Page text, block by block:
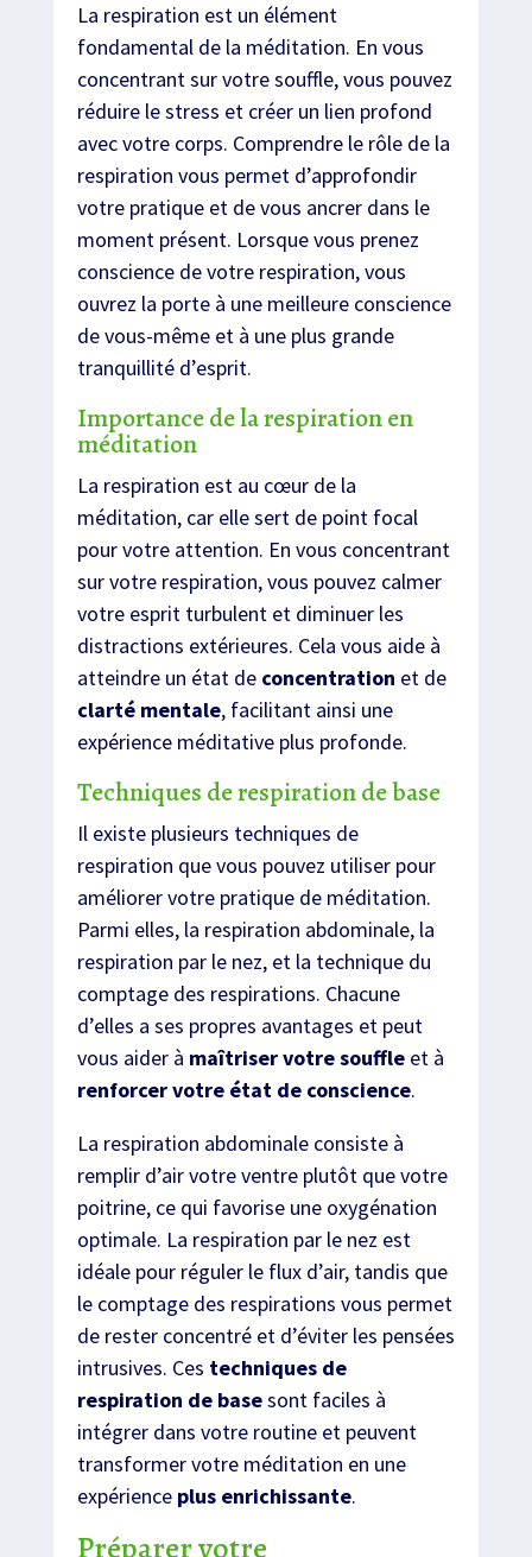
La respiration est un élément
fondamental de la méditation. En vous
concentrant sur votre souffle, vous pouvez
réduire le stress et créer un lien profond
avec votre corps. Comprendre le rôle de la
respiration vous permet d’approfondir
votre pratique et de vous ancrer dans le
moment présent. Lorsque vous prenez
conscience de votre respiration, vous
ouvrez la porte à une meilleure conscience
de vous-même et à une plus grande
tranquillité d’esprit.
Importance de la respiration en
méditation
La respiration est au cœur de la
méditation, car elle sert de point focal
pour votre attention. En vous concentrant
sur votre respiration, vous pouvez calmer
votre esprit turbulent et diminuer les
distractions extérieures. Cela vous aide à
atteindre un état de concentration et de
clarté mentale, facilitant ainsi une
expérience méditative plus profonde.
Techniques de respiration de base
Il existe plusieurs techniques de
respiration que vous pouvez utiliser pour
améliorer votre pratique de méditation.
Parmi elles, la respiration abdominale, la
respiration par le nez, et la technique du
comptage des respirations. Chacune
d’elles a ses propres avantages et peut
vous aider à maîtriser votre souffleet à
renforcer votre état de conscience.
La respiration abdominale consiste à
remplir d’air votre ventre plutôt que votre
poitrine, ce qui favorise une oxygénation
optimale. La respiration par le nez est
idéale pour réguler le flux d’air, tandis que
le comptage des respirations vous permet
de rester concentré et d’éviter les pensées
intrusives. Ces techniques de
respiration de basesont faciles à
intégrer dans votre routine et peuvent
transformer votre méditation en une
expérience plus enrichissante.
Préparer votre